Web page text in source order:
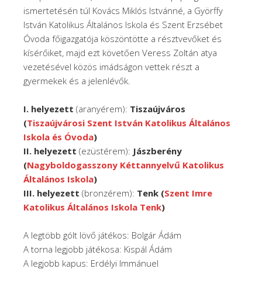
ismertetésén túl Kovács Miklós Istvánné, a Györffy
István Katolikus Általános Iskola és Szent Erzsébet
Óvoda főigazgatója köszöntötte a résztvevőket és
kísérőiket, majd ezt követően Veress Zoltán atya
vezetésével közös imádságon vettek részt a
gyermekek és a jelenlévők.
I. helyezett (aranyérem): Tiszaújváros
(Tiszaújvárosi Szent István Katolikus Általános
Iskola és Óvoda)
II. helyezett (ezüstérem): Jászberény
(Nagyboldogasszony Kéttannyelvű Katolikus
Általános Iskola)
III. helyezett (bronzérem): Tenk (Szent Imre
Katolikus Általános Iskola Tenk)
A legtöbb gólt lövő játékos: Bolgár Ádám
A torna legjobb játékosa: Kispál Ádám
A legjobb kapus: Erdélyi Immánuel